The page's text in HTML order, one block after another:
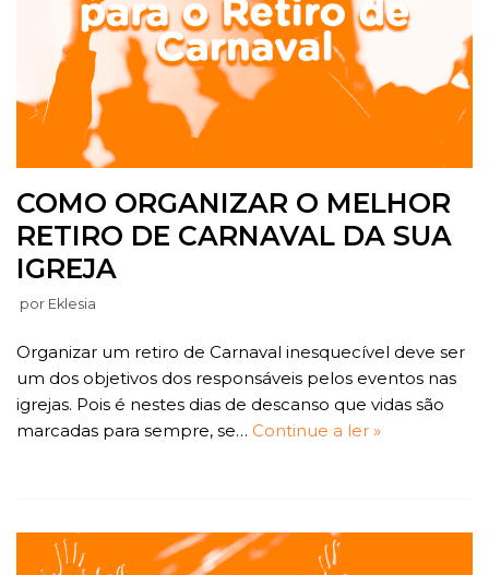
COMO ORGANIZAR O MELHOR
RETIRO DE CARNAVAL DA SUA
IGREJA
por Eklesia
Organizar um retiro de Carnaval inesquecível deve ser
um dos objetivos dos responsáveis pelos eventos nas
igrejas. Pois é nestes dias de descanso que vidas são
marcadas para sempre, se… Continue a ler »